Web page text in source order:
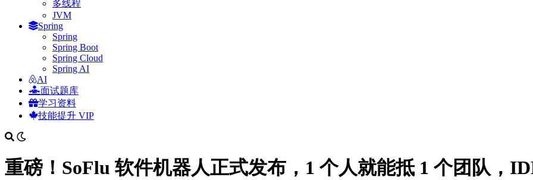
多线程
JVM
Spring
Spring
Spring Boot
Spring Cloud
Spring AI
AI
面试题库
学习资料
技能提升 VIP
重磅！SoFlu 软件机器人正式发布，1 个人就能抵 1 个团队，